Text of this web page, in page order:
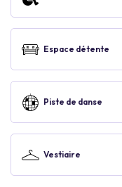
Espace détente
Piste de danse
Vestiaire